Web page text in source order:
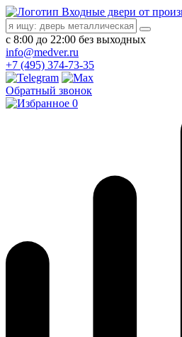
Входные двери от
с 8:00 до 22:00 без выходных
info@medver.ru
+7 (495) 374-73-35
Обратный звонок
0